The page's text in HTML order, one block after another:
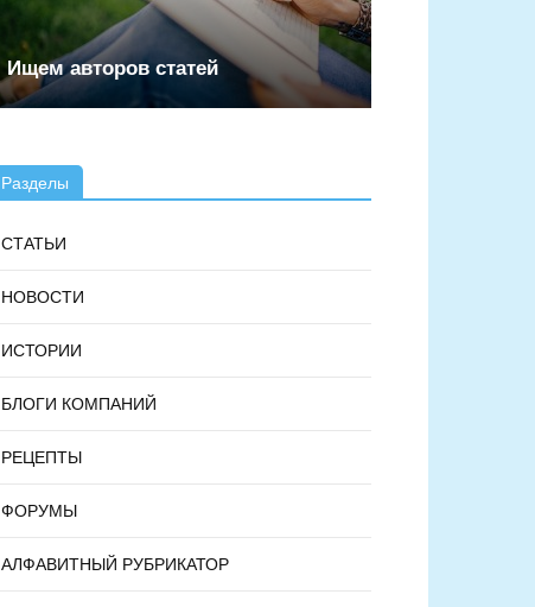
Ищем авторов статей
Разделы
СТАТЬИ
НОВОСТИ
ИСТОРИИ
БЛОГИ КОМПАНИЙ
РЕЦЕПТЫ
ФОРУМЫ
АЛФАВИТНЫЙ РУБРИКАТОР